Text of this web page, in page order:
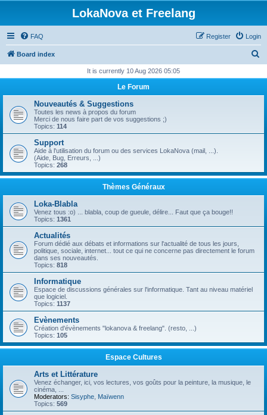
LokaNova et Freelang
FAQ Login
Register
Board index
r
It is currently 10 Aug 2026 05:05
Le Forum
Nouveautés & Suggestions
Toutes les news à propos du forum
Merci de nous faire part de vos suggestions ;)
Topics: 114
Support
Aide à l'utilisation du forum ou des services LokaNova (mail, ...).
(Aide, Bug, Erreurs, ...)
Topics: 268
Thèmes Généraux
Loka-Blabla
Venez tous :o) ... blabla, coup de gueule, délire... Faut que ça bouge!!
Topics: 1361
Actualités
Forum dédié aux débats et informations sur l'actualité de tous les jours,
politique, sociale, internet... tout ce qui ne concerne pas directement le forum
dans ses nouveautés.
Topics: 818
Informatique
Espace de discussions générales sur l'informatique. Tant au niveau matériel
que logiciel.
Topics: 1137
Evènements
Création d'évènements "lokanova & freelang". (resto, ...)
Topics: 105
Espace Cultures
Arts et Littérature
Venez échanger, ici, vos lectures, vos goûts pour la peinture, la musique, le
cinéma, ...
Moderators: Sisyphe Maïwenn
Topics: 569